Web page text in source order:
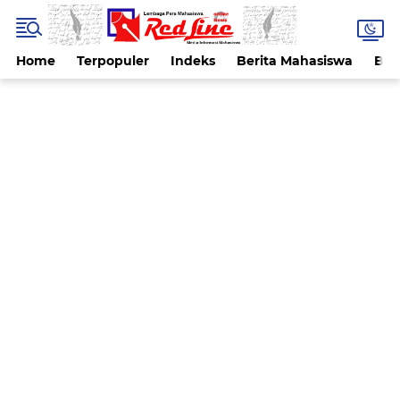
Home Terpopuler Indeks Berita Mahasiswa